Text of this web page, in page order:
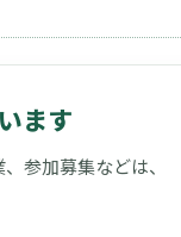
ます
参加募集などは、